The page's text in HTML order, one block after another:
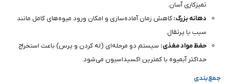
تمیزکاری آسان.
دهانه بزرگ:کاهش زمان آماده‌سازی و امکان ورود میوه‌های کامل مانند
سیب یا پرتقال.
حفظ مواد مغذی: سیستم دو مرحله‌ای (له کردن و پرس) باعث استخراج
حداکثر آبمیوه با کمترین اکسیداسیون می‌شود.
جمع‌بندی